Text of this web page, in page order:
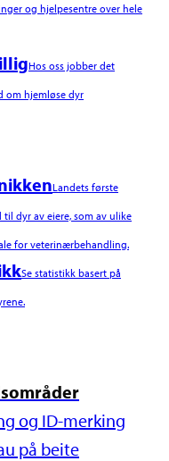
og hjelpesentre over hele
Hos oss jobber det
om hjemløse dyr
Landets første
dyr av eiere, som av ulike
for veterinærbehandling.
Se statistikk basert på
og ID-merking
på beite